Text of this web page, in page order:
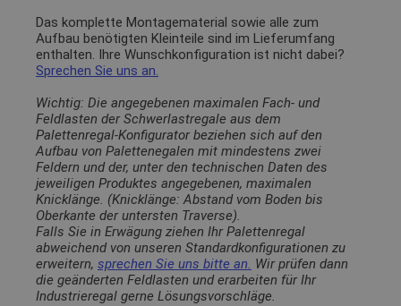
Das komplette Montagematerial sowie alle zum
Aufbau benötigten Kleinteile sind im Lieferumfang
enthalten. Ihre Wunschkonfiguration ist nicht dabei?
Sprechen Sie uns an.
Wichtig: Die angegebenen maximalen Fach- und
Feldlasten der Schwerlastregale aus dem
Palettenregal-Konfigurator beziehen sich auf den
Aufbau von Palettenegalen mit mindestens zwei
Feldern und der, unter den technischen Daten des
jeweiligen Produktes angegebenen, maximalen
Knicklänge. (Knicklänge: Abstand vom Boden bis
Oberkante der untersten Traverse).
Falls Sie in Erwägung ziehen Ihr Palettenregal
abweichend von unseren Standardkonfigurationen zu
erweitern, sprechen Sie uns bitte an. Wir prüfen dann
die geänderten Feldlasten und erarbeiten für Ihr
Industrieregal gerne Lösungsvorschläge.